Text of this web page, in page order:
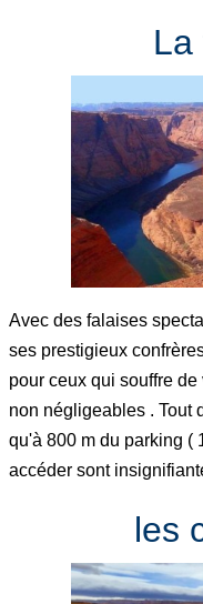
La
Avec des falaises
ses prestigieux
pour ceux qui souffre
non négligeables . Tout
qu'à 800 m du parking (
accéder sont
les